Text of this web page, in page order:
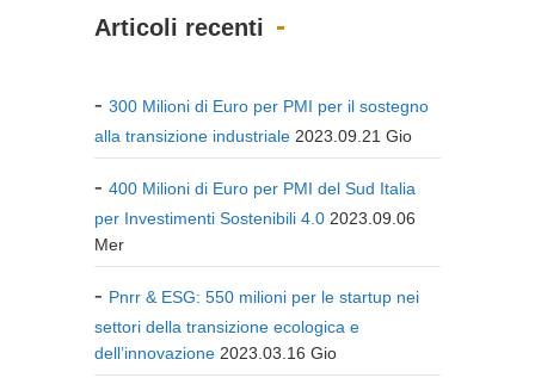
Articoli recenti
300 Milioni di Euro per PMI per il sostegno
alla transizione industriale 2023.09.21 Gio
400 Milioni di Euro per PMI del Sud Italia
per Investimenti Sostenibili 4.0 2023.09.06
Mer
Pnrr & ESG: 550 milioni per le startup nei
settori della transizione ecologica e
dell’innovazione 2023.03.16 Gio